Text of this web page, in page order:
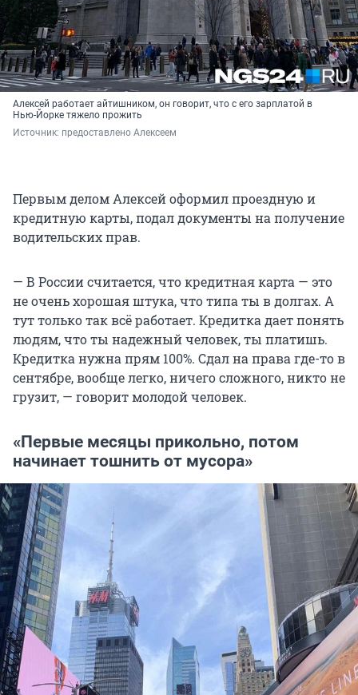
Алексей работает айтишником, он говорит, что с его зарплатой в
Нью-Йорке тяжело прожить
Источник: предоставлено Алексеем
Первым делом Алексей оформил проездную и
кредитную карты, подал документы на получение
водительских прав.
— В России считается, что кредитная карта — это
не очень хорошая штука, что типа ты в долгах. А
тут только так всё работает. Кредитка дает понять
людям, что ты надежный человек, ты платишь.
Кредитка нужна прям 100%. Сдал на права где-то в
сентябре, вообще легко, ничего сложного, никто не
грузит, — говорит молодой человек.
«Первые месяцы прикольно, потом
начинает тошнить от мусора»